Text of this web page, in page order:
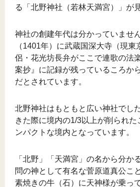
る「北野神社（若林天満宮）」が
神社の創建年代は分かっていませ
（1401年）に武蔵国深大寺（現東
侶・花光坊長弁がここで連歌の法
案抄』に記録が残っているころか
だとされています。
北野神社はもともと広い神社でし
きた際に境内の1/3以上が削られた
ンパクトな境内となっています。
「北野」「天満宮」の名から分か
問の神として有名な菅原道真公こ
素焼きの牛（石）に天神様が乗っ